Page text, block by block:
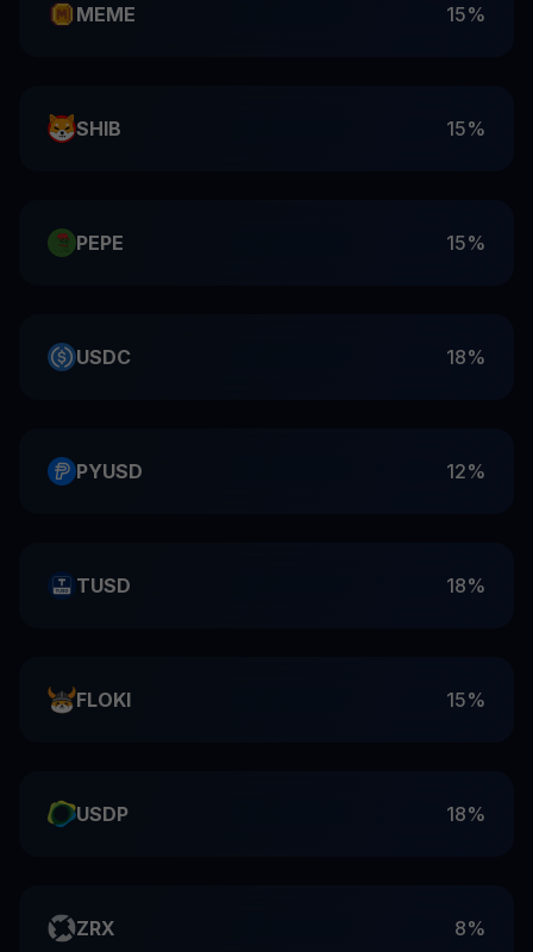
MEME 15%
SHIB 15%
PEPE 15%
USDC 18%
PYUSD 12%
TUSD 18%
FLOKI 15%
USDP 18%
ZRX 8%